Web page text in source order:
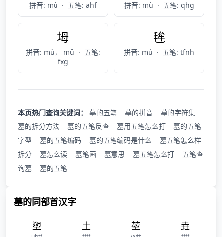
拼音: mù · 五笔: ahf 拼音: mù · 五笔: qhg
坶
拼音: mù， mǔ · 五笔:
fxg
毪
拼音: mú · 五笔: tfnh
本页热门查询关键词： 墓的五笔 墓的拼音
墓的字符集
墓的拆分方法
墓的五笔反查 墓用五笔怎么打
墓的五笔
字型
墓的五笔编码 墓的五笔编码是什么
墓五笔怎么样
拆分
墓怎么读 墓笔画 墓意思 墓五笔怎么打
五笔查
询墓
墓的五笔
墓的同部首汉字
塑
土 堃 垚